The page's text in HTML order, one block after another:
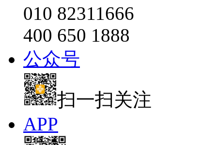
010 82311666
400 650 1888
公众号
扫一扫关注
APP